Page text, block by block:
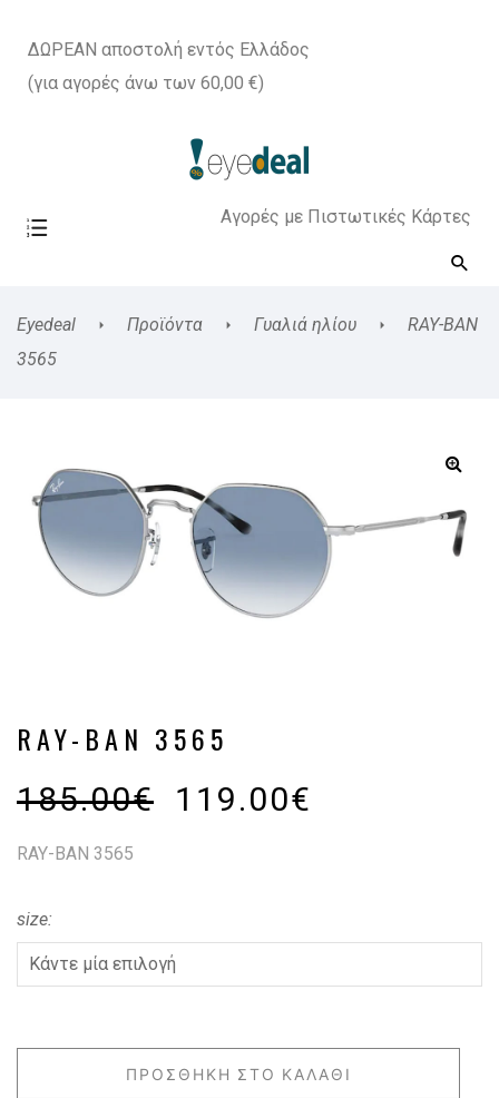
ΔΩΡΕΑΝ αποστολή εντός Ελλάδος
(για αγορές άνω των 60,00 €)
Αγορές με Πιστωτικές Κάρτες
Eyedeal Προϊόντα Γυαλιά ηλίου
RAY-BAN
3565
RAY-BAN 3565
185.00€ 119.00€
RAY-BAN 3565
size
ΠΡΟΣΘΉΚΗ ΣΤΟ ΚΑΛΆΘΙ